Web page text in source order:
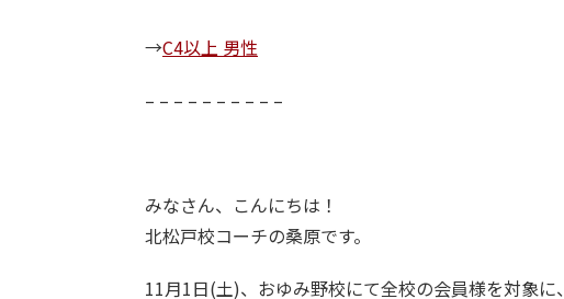
→C4以上 男性
– – – – – – – – – –
みなさん、こんにちは！
北松戸校コーチの桑原です。
11月1日(土)、おゆみ野校にて全校の会員様を対象に、